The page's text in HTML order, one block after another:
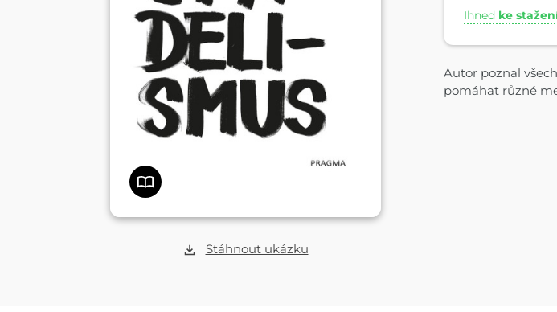
Stáhnout ukázku
Ihned ke
Autor poznal
pomáhat různé